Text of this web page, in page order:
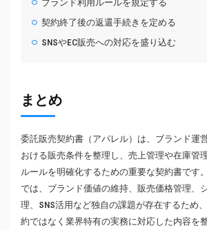
ブランド利用ルールを規定する
契約終了後の返還手続きを定める
SNSやEC販売への対応を盛り込む
まとめ
委託販売契約書（アパレル）は、ブランド運
おける販売条件を整理し、売上管理や在庫管
ルールを明確化するための重要な契約書です
では、ブランド価値の維持、販売価格管理、
理、SNS活用など独自の課題が存在するため
約ではなく業界特有の実務に対応した内容を